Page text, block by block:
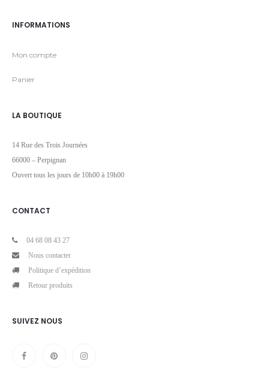
INFORMATIONS
Mon compte
Panier
LA BOUTIQUE
14 Rue des Trois Journées
66000 – Perpignan
Ouvert tous les jours de 10h00 à 19h00
CONTACT
04 68 08 43 27
Nous contacter
Politique d’expédition
Retour produits
SUIVEZ NOUS